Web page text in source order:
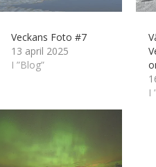
Veckans Foto #7
13 april 2025
I ”Blog”
I